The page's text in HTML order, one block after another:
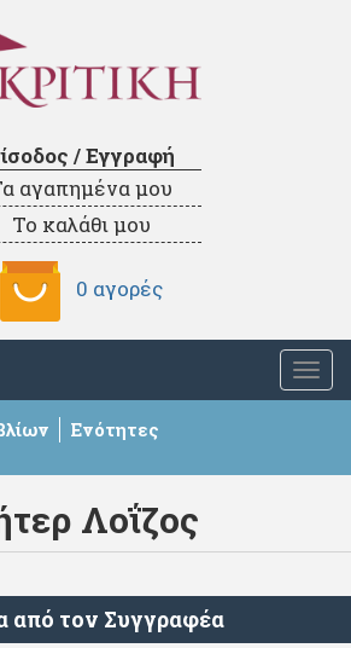
/ Εγγραφή
αγαπημένα μου
Το καλάθι μου
0 αγορές
Ενότητες
Λοΐζος
από τον Συγγραφέα